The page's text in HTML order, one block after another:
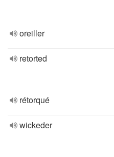
oreiller
retorted
rétorqué
wickeder